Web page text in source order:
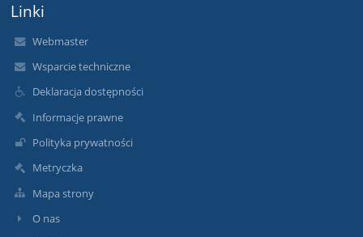
Linki
Webmaster
Wsparcie techniczne
Deklaracja dostępności
Informacje prawne
Polityka prywatności
Metryczka
Mapa strony
O nas